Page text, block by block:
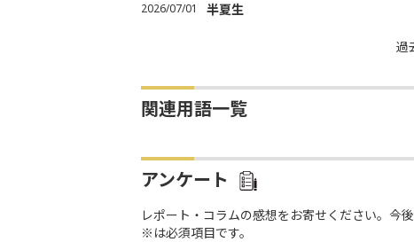
2026/07/01 半夏生
過
関連用語一覧
アンケート
レポート・コラムの感想をお寄せください。今
※は必須項目です。